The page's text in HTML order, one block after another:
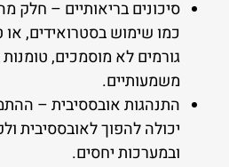
סיכונים בריאותיים – חלק
כמו שימוש בסטרואידים,
גורמים לא מוסמכים, טומנות
משמעותיים.
התנהגות אובססיבית –
יכולה להפוך לאובססיבית
ובמערכות יחסים.